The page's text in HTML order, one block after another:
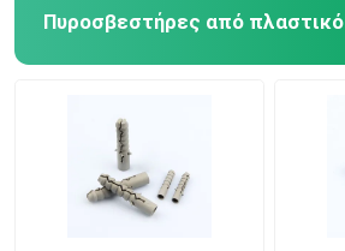
Πυροσβεστήρες από πλαστικό